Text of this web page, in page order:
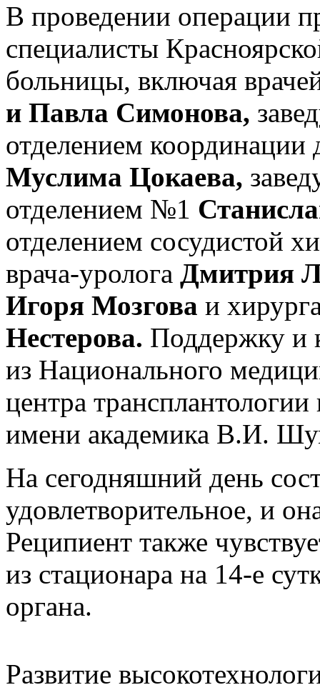
В проведении операции
специалисты
больницы, включая
и Павла Симонова,
отделением координации
Муслима Цокаева,
отделением №1
отделением сосудистой
врача-уролога Дмитрия
Игоря Мозгова и
Нестерова. Поддержку и
из Национального
центра
имени академика В.И.
На сегодняшний день
удовлетворительное, и
Реципиент также
из стационара на 14-е
органа.
Развитие